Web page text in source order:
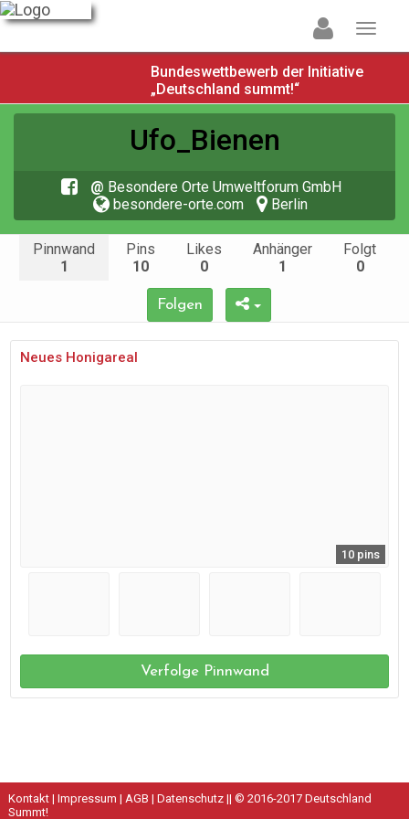
Bundeswettbewerb der Initiative
„Deutschland summt!“
Ufo_Bienen
@ Besondere Orte Umweltforum GmbH
besondere-orte.com
Berlin
Pinnwand
1
Pins
10
Likes
0
Anhänger
1
Folgt
0
Folgen
Neues Honigareal
10 pins
Verfolge Pinnwand
Kontakt| Impressum | AGB | Datenschutz|| © 2016-2017 Deutschland
Summt!